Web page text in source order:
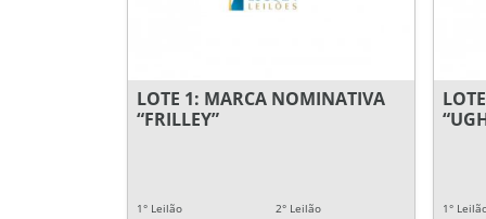
LOTE 1: MARCA NOMINATIVA
“FRILLEY”
1° Leilão 2° Leilão 1°